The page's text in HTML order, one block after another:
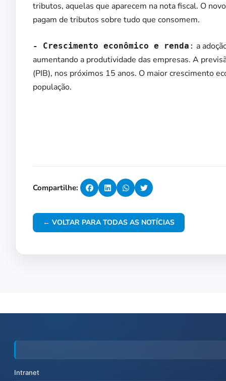
tributos, aquelas que aparecem na nota fiscal. O
pagam de tributos sobre tudo que consomem.
- Crescimento econômico e renda : a
aumentando a produtividade das empresas. A
(PIB), nos próximos 15 anos. O maior crescimento
população.
Compartilhe:
← VOLTAR PARA TODAS AS NOTÍCIAS
Intranet